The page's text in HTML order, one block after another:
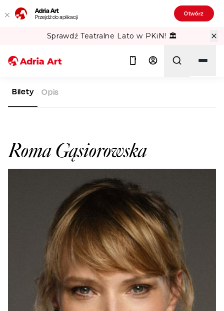
Adria Art
Przejdź do aplikacji Otwórz
Sprawdź Teatralne Lato w PKiN! 🏛️
ADRIA ART
Roma Gąsiorowska
Bilety Opis